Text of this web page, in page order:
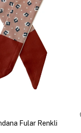
Fular Renkli